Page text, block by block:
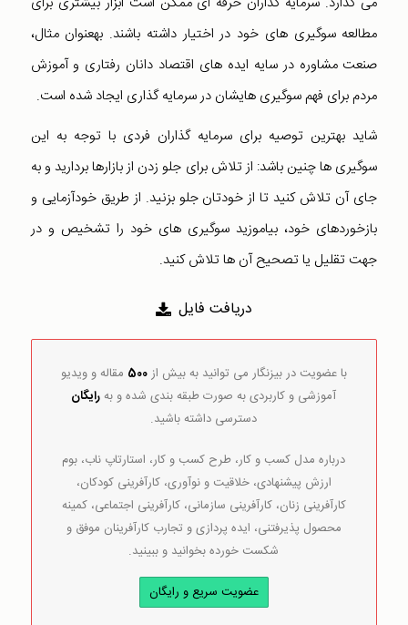
مطالعه سوگیری های خود در اختیار داشته باشند. بهعنوان مثال،
صنعت مشاوره در سایه ایده های اقتصاد دانان رفتاری و آموزش
مردم برای فهم سوگیری هایشان در سرمایه گذاری ایجاد شده است.
شاید بهترین توصیه برای سرمایه گذاران فردی با توجه به این
سوگیری ها چنین باشد: از تلاش برای جلو زدن از بازارها بردارید و به
جای آن تلاش کنید تا از خودتان جلو بزنید. از طریق خودآزمایی و
بازخوردهای خود، بیاموزید سوگیری های خود را تشخیص و در
جهت تقلیل یا تصحیح آن ها تلاش کنید.
دریافت فایل
با عضویت در بیزنگار می توانید به بیش از500 مقاله و ویدیو
آموزشی و کاربردی به صورت طبقه بندی شده و بهرایگان
دسترسی داشته باشید.
درباره مدل کسب و کار، طرح کسب و کار، استارتاپ ناب، بوم
ارزش پیشنهادی، خلاقیت و نوآوری، کارآفرینی کودکان،
کارآفرینی زنان، کارآفرینی سازمانی، کارآفرینی اجتماعی، کمینه
محصول پذیرفتنی، ایده پردازی و تجارب کارآفرینان موفق و
شکست خورده بخوانید و ببینید.
عضویت سریع و رایگان